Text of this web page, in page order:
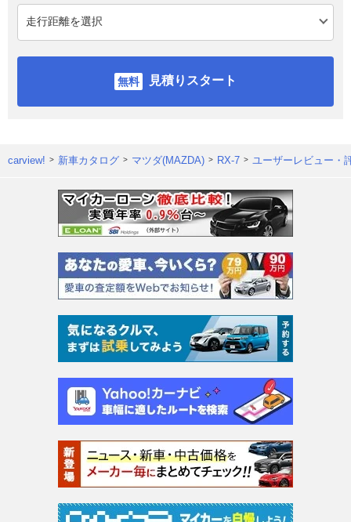
見積りスタート
carview! 新車カタログ マツダ(MAZDA) RX-7 ユーザーレビュー・